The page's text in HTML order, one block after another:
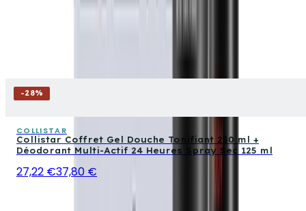
-28%
COLLISTAR
Collistar Coffret Gel Douche Tonifiant 250 ml +
Déodorant Multi-Actif 24 Heures Spray Sec 125 ml
27,22 €37,80 €